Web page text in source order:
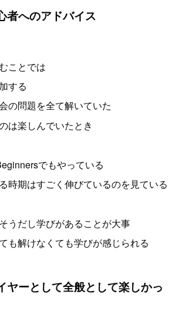
者へのアドバイス
ことでは
する
の問題を全て解いていた
は楽しんでいたとき
でもやっている
時期はすごく伸びているのを見ている
うだし学びがあることが大事
も解けなくても学びが感じられる
ヤーとして全般として楽しかっ